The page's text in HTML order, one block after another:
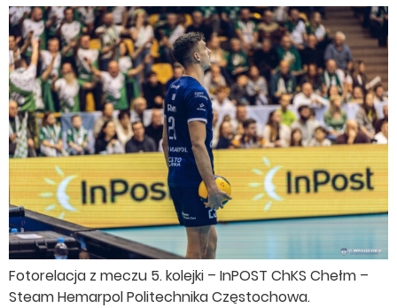
Fotorelacja z meczu 5. kolejki – InPOST ChKS Chełm –
Steam Hemarpol Politechnika Częstochowa.